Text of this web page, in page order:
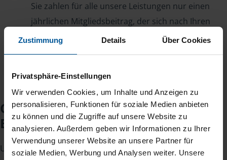
Zustimmung Details Über Cookies
Privatsphäre-Einstellungen
Wir verwenden Cookies, um Inhalte und Anzeigen zu
personalisieren, Funktionen für soziale Medien anbieten
zu können und die Zugriffe auf unsere Website zu
analysieren. Außerdem geben wir Informationen zu Ihrer
Verwendung unserer Website an unsere Partner für
soziale Medien, Werbung und Analysen weiter. Unsere
Sie zahlen für alle unsere Leistungen nur einen
jährlichen Mitgliedsbeitrag, der sich nach Ihren
Jahreseinnahmen richtet.
Checkliste für Ihr
Beratungsgespräch
Um Ihre Steuererklärung erstellen zu können, benötigen